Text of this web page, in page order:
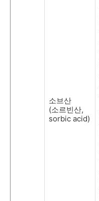
소브산
(소르빈산,
sorbic acid)